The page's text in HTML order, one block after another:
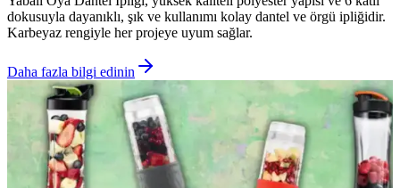
dokusuyla dayanıklı, şık ve kullanımı kolay dantel ve örgü ipliğidir.
Karbeyaz rengiyle her projeye uyum sağlar.
Daha fazla bilgi edinin